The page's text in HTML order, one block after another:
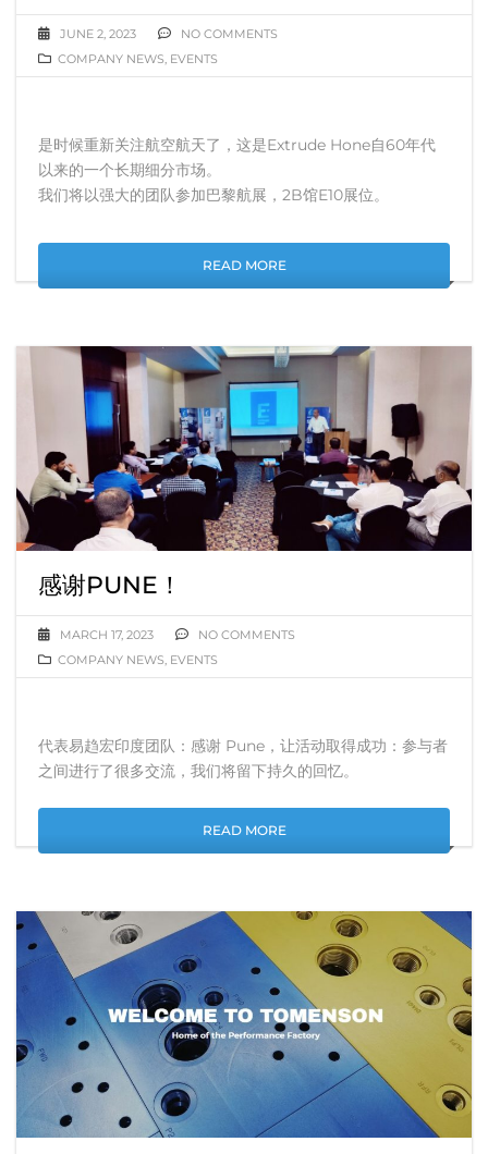
JUNE 2, 2023
NO COMMENTS
COMPANY NEWS, EVENTS
是时候重新关注航空航天了，这是Extrude Hone自60年代
以来的一个长期细分市场。
我们将以强大的团队参加巴黎航展，2B馆E10展位。
READ MORE
感谢PUNE！
MARCH 17, 2023
NO COMMENTS
COMPANY NEWS, EVENTS
代表易趋宏印度团队：感谢 Pune，让活动取得成功：参与者
之间进行了很多交流，我们将留下持久的回忆。
READ MORE